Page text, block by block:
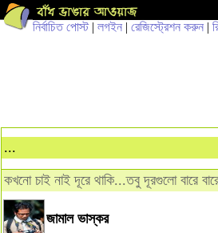
নির্বাচিত পোস্ট| লগইন | রেজিস্ট্রেশন করুন |
...
কখনো চাই নাই দূরে থাকি...তবু দূরগুলো বারে
জামাল ভাস্কর